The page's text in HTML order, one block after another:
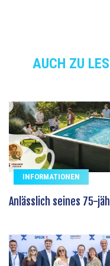
AUCH ZU
INFORMATIONEN
Anlässlich seines 75-